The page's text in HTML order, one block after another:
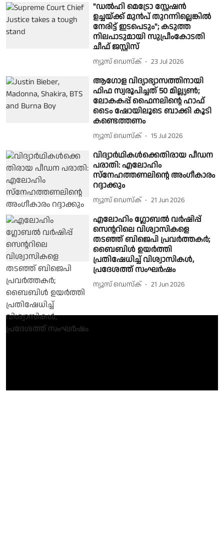
"ഡൽഹി മെട്രോ സ്റ്റേഷൻ
ഉച്ചയ്ക്ക് മുൻപ് തുറന്നില്ലെങ്കിൽ
നേരിട്ട് ഇടപെടും"; കടുത്ത
നിലപാടുമായി സുപ്രീംകോടതി
ചീഫ് ജസ്റ്റിസ്
ന്യൂസ് ഡെസ്ക് 23 Jul 2026
ആഗോള വിദ്യാഭ്യാസത്തിനായി
ഫിഫ സ്വരൂപിച്ചത് 50 മില്ല്യൺ;
ലോകകപ്പ് ഫൈനലിൻ്റെ ഹാഫ്
ടൈം ഷോയിലൂടെ ബാക്കി കൂടി
കണ്ടെത്തണം
ന്യൂസ് ഡെസ്ക് 15 Jul 2026
വിദ്യാർഥികൾക്കെതിരായ പീഡന
പരാതി: എലോഹിം
സ്‌നേഹത്തണലിൻ്റെ അംഗീകാരം
റദ്ദാക്കും
ന്യൂസ് ഡെസ്ക് 21 Jun 2026
എലോഹിം ഗ്ലോബൽ വർഷിപ്പ്
സെൻ്ററിലെ വിശ്വാസികളെ
തടഞ്ഞ് ബിജെപി പ്രവർത്തകർ;
ബൈബിൾ ഉയർത്തി
പ്രതിഷേധിച്ച് വിശ്വാസികൾ,
പ്രദേശത്ത് സംഘർഷം
ന്യൂസ് ഡെസ്ക് 21 Jun 2026